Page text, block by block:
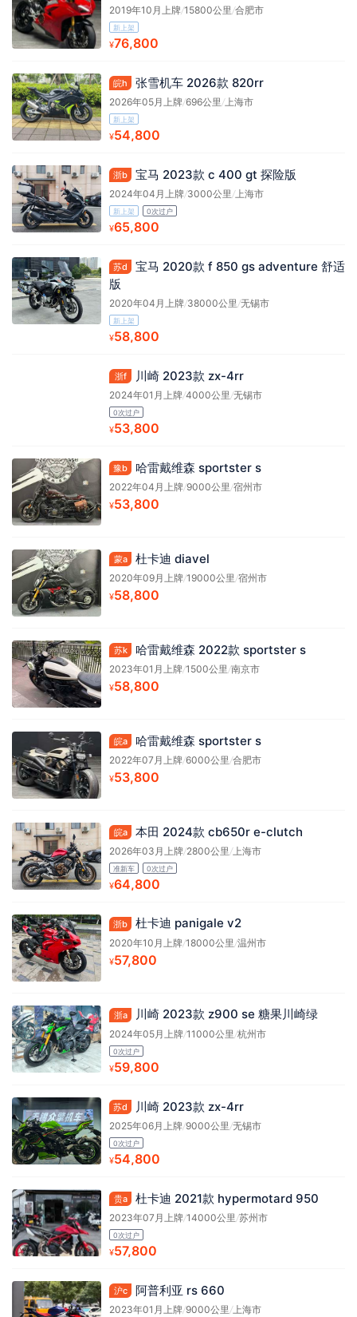
2019年10月上牌/15800公里/合肥市
新上架
¥76,800
皖h 张雪机车 2026款 820rr
2026年05月上牌/696公里/上海市
新上架
¥54,800
浙b 宝马 2023款 c 400 gt 探险版
2024年04月上牌/3000公里/上海市
新上架 0次过户
¥65,800
苏d
宝马 2020款 f 850 gs adventure 舒适
版
2020年04月上牌/38000公里 /无锡市
新上架
¥58,800
浙f 川崎 2023款 zx-4rr
2024年01月上牌/4000公里 /无锡市
0次过户
¥53,800
豫b 哈雷戴维森 sportster s
2022年04月上牌/9000公里 /宿州市
¥53,800
蒙a 杜卡迪 diavel
2020年09月上牌/19000公里 /宿州市
¥58,800
苏k 哈雷戴维森 2022款 sportster s
2023年01月上牌/1500公里 /南京市
¥58,800
皖a 哈雷戴维森 sportster s
2022年07月上牌/6000公里 /合肥市
¥53,800
皖a 本田 2024款 cb650r e-clutch
2026年03月上牌/2800公里 /上海市
准新车 0次过户
¥64,800
浙b 杜卡迪 panigale v2
2020年10月上牌/18000公里 /温州市
¥57,800
浙a 川崎 2023款 z900 se 糖果川崎绿
2024年05月上牌/11000公里 /杭州市
0次过户
¥59,800
苏d 川崎 2023款 zx-4rr
2025年06月上牌/9000公里 /无锡市
0次过户
¥54,800
贵a 杜卡迪 2021款 hypermotard 950
2023年07月上牌/14000公里 /苏州市
0次过户
¥57,800
沪c 阿普利亚 rs 660
2023年01月上牌/9000公里 /上海市